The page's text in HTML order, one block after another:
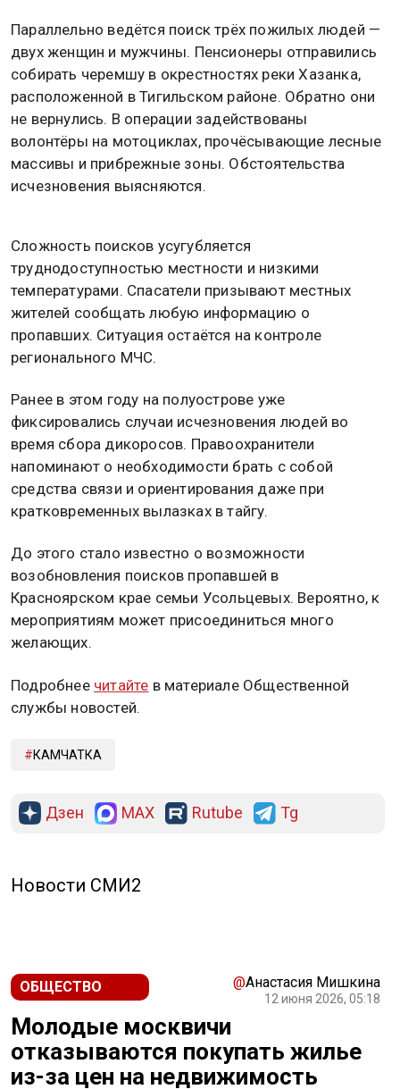
Параллельно ведётся поиск трёх пожилых людей —
двух женщин и мужчины. Пенсионеры отправились
собирать черемшу в окрестностях реки Хазанка,
расположенной в Тигильском районе. Обратно они
не вернулись. В операции задействованы
волонтёры на мотоциклах, прочёсывающие лесные
массивы и прибрежные зоны. Обстоятельства
исчезновения выясняются.
Сложность поисков усугубляется
труднодоступностью местности и низкими
температурами. Спасатели призывают местных
жителей сообщать любую информацию о
пропавших. Ситуация остаётся на контроле
регионального МЧС.
Ранее в этом году на полуострове уже
фиксировались случаи исчезновения людей во
время сбора дикоросов. Правоохранители
напоминают о необходимости брать с собой
средства связи и ориентирования даже при
кратковременных вылазках в тайгу.
До этого стало известно о возможности
возобновления поисков пропавшей в
Красноярском крае семьи Усольцевых. Вероятно, к
мероприятиям может присоединиться много
желающих.
Подробнее читайте в материале Общественной
службы новостей.
КАМЧАТКА
Дзен MAX Rutube Tg
Новости СМИ2
ОБЩЕСТВО @Анастасия Мишкина
12 июня 2026, 05:18
Молодые москвичи
отказываются покупать жилье
из-за цен на недвижимость